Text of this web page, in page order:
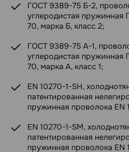
ГОСТ 9389-75 Б-2,
углеродистая пружинная
70, марка Б, класс 2;
ГОСТ 9389-75 А-1,
углеродистая пружинная
70, марка А, класс 1;
EN 10270-1-SH,
патентированная
пружинная проволока EN
EN 10270-1-SM,
патентированная
пружинная проволока EN